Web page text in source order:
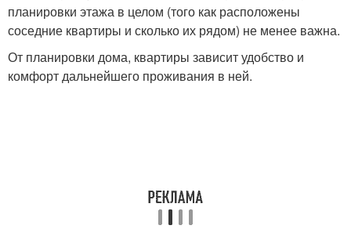
планировки этажа в целом (того как расположены
соседние квартиры и сколько их рядом) не менее важна.
От планировки дома, квартиры зависит удобство и
комфорт дальнейшего проживания в ней.